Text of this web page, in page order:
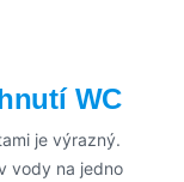
WC
je výrazný.
vody na jedno